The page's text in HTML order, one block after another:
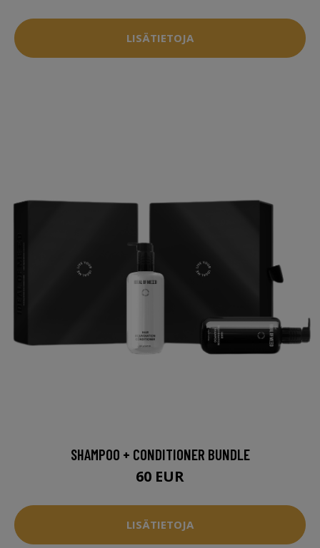
LISÄTIETOJA
SHAMPOO + CONDITIONER BUNDLE
60 EUR
LISÄTIETOJA